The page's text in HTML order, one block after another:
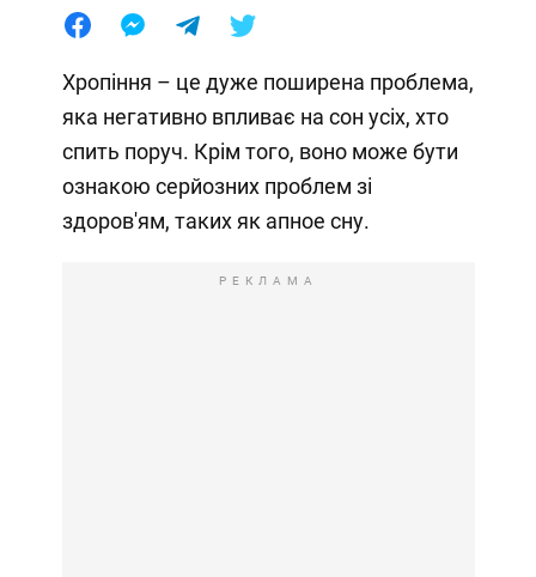
Хропіння – це дуже поширена проблема,
яка негативно впливає на сон усіх, хто
спить поруч. Крім того, воно може бути
ознакою серйозних проблем зі
здоров'ям, таких як апное сну.
РЕКЛАМА